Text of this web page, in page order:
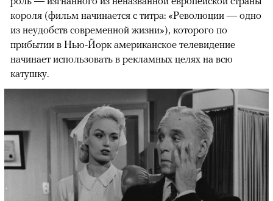
короля (фильм начинается с титра: «Революции — одно
из неудобств современной жизни»), которого по
прибытии в Нью-Йорк американское телевидение
начинает использовать в рекламных целях на всю
катушку.